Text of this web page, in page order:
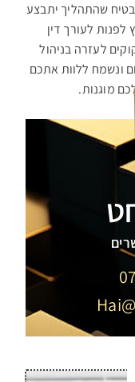
שהתהליך יתבצע
לפנות לעורך דין
לעזרה בניהול
ונשמח ללוות אתכם
מוגנות.